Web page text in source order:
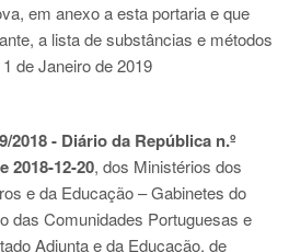
em anexo a esta portaria e que
a lista de substâncias e métodos
de Janeiro de 2019
2018 - Diário da República n.º
2018-12-20, dos Ministérios dos
e da Educação – Gabinetes do
das Comunidades Portuguesas e
Adjunta e da Educação, de